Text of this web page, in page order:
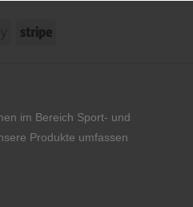
im Bereich Sport- und
Produkte umfassen